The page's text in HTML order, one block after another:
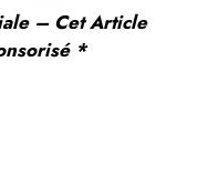
– Cet Article
*